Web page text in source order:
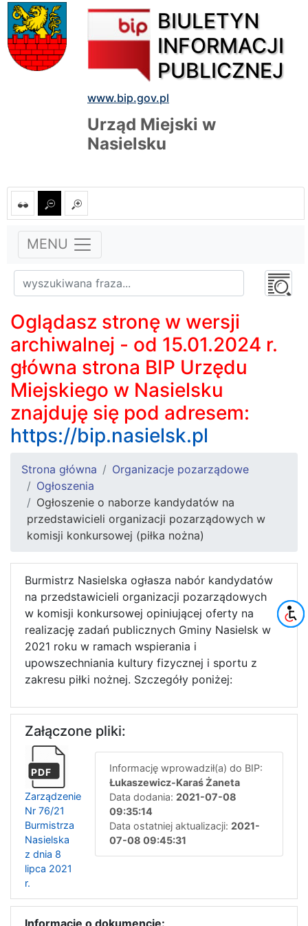
BIULETYN
INFORMACJI
PUBLICZNEJ
www.bip.gov.pl
Urząd Miejski w
Nasielsku
MENU
Oglądasz stronę w wersji
archiwalnej - od 15.01.2024 r.
główna strona BIP Urzędu
Miejskiego w Nasielsku
znajduję się pod adresem:
https://bip.nasielsk.pl
Strona główna
Organizacje pozarządowe
Ogłoszenia
Ogłoszenie o naborze kandydatów na
przedstawicieli organizacji pozarządowych w
komisji konkursowej (piłka nożna)
Burmistrz Nasielska ogłasza nabór kandydatów
na przedstawicieli organizacji pozarządowych
w komisji konkursowej opiniującej oferty na
realizację zadań publicznych Gminy Nasielsk w
2021 roku w ramach wspierania i
upowszechniania kultury fizycznej i sportu z
zakresu piłki nożnej. Szczegóły poniżej:
Załączone pliki:
PDF
Zarządzenie
Nr 76/21
Burmistrza
Nasielska
z dnia 8
lipca 2021
r.
Informację wprowadził(a) do BIP:
Łukaszewicz-Karaś Żaneta
Data dodania: 2021-07-08
09:35:14
Data ostatniej aktualizacji: 2021-
07-08 09:45:31